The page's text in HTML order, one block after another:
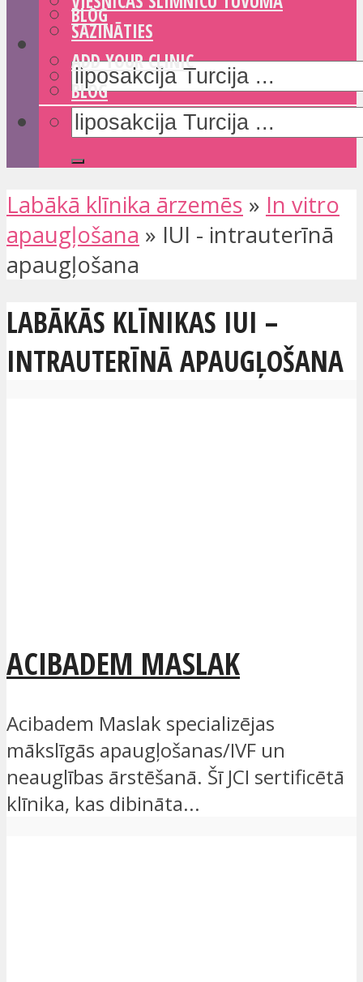
BLOG
SAZINĀTIES
ADD YOUR CLINIC
BLOG
Labākā klīnika ārzemēs » In vitro
apaugļošana » IUI - intrauterīnā
apaugļošana
LABĀKĀS KLĪNIKAS IUI –
INTRAUTERĪNĀ APAUGĻOŠANA
ACIBADEM MASLAK
Acibadem Maslak specializējas
mākslīgās apaugļošanas/IVF un
neauglības ārstēšanā. Šī JCI sertificētā
klīnika, kas dibināta...